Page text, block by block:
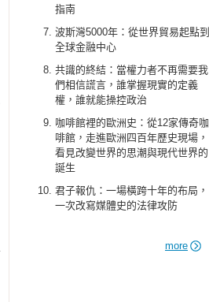
指南
波斯灣5000年：從世界貿易起點到
全球金融中心
共識的終結：當權力者不再需要我
們相信謊言，誰掌握現實的定義
權，誰就能操控政治
咖啡館裡的歐洲史：從12家傳奇咖
啡館，走進歐洲四百年歷史現場，
看見改變世界的思潮與現代世界的
誕生
君子報仇：一場橫跨十年的布局，
一次改寫媒體史的法律攻防
more